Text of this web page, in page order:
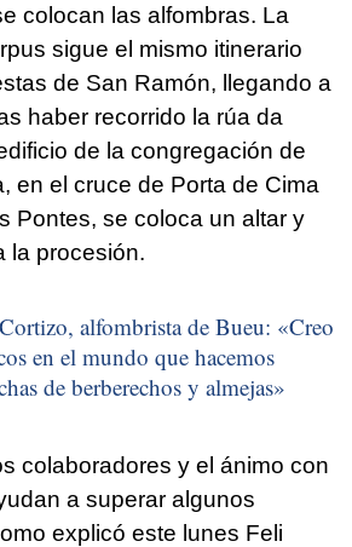
colocan las alfombras. La
sigue el mismo itinerario
de San Ramón, llegando a
haber recorrido la rúa da
de la congregación de
en el cruce de Porta de Cima
Pontes, se coloca un altar y
la procesión.
alfombrista de Bueu: «Creo
en el mundo que hacemos
de berberechos y almejas»
colaboradores y el ánimo con
a superar algunos
explicó este lunes Feli